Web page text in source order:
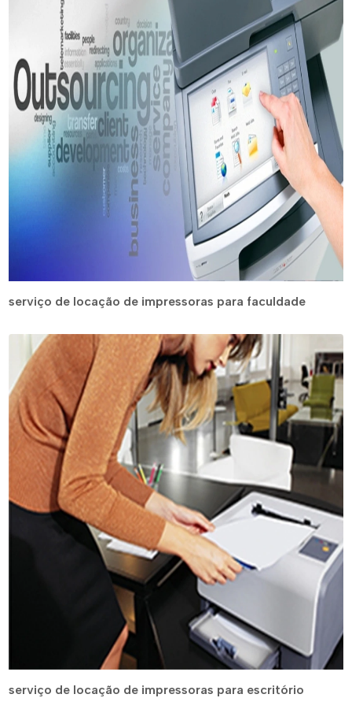
serviço de locação de impressoras para faculdade
serviço de locação de impressoras para escritório